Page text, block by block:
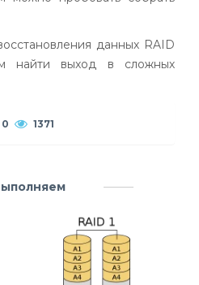
данных RAID
найти выход в сложных
0 1371